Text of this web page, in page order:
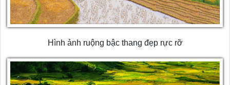
Hình ảnh ruộng bậc thang đẹp rực rỡ